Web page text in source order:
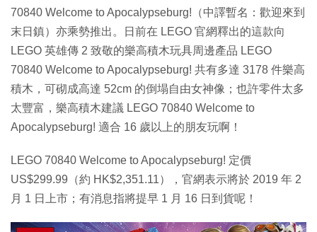
70840 Welcome to Apocalypseburg!（中譯暫名：歡迎來到
末日鎮）亦乘勢推出。日前在 LEGO 官網釋出的這款向
LEGO 英雄傳 2 致敬的樂高積木玩具周邊產品 LEGO
70840 Welcome to Apocalypseburg! 共有多達 3178 件樂高
積木，可砌成高達 52cm 的倒塌自由女神像；也許零件太多
太豐富，樂高積木建議 LEGO 70840 Welcome to
Apocalypseburg! 適合 16 歲以上的朋友玩啊！
LEGO 70840 Welcome to Apocalypseburg! 定價
US$299.99（約 HK$2,351.11），官網表示將於 2019 年 2
月 1 日上市；有消息指將提早 1 月 16 日到貨呢！